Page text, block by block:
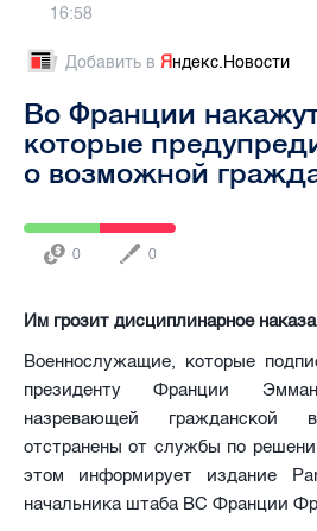
16:58
Добавить в Яндекс.Новости
Во Франции
которые
о возможной
0 0
Им грозит дисциплинарное
Военнослужащие, которые
президенту Франции
назревающей гражданской
отстранены от службы по
этом информирует издание
начальника штаба ВС Франции